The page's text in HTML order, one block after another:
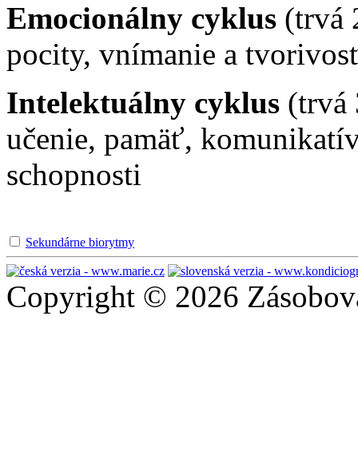
Emocionálny cyklus (trvá
pocity, vnímanie a
Intelektuálny cyklus (trvá
učenie, pamäť,
schopnosti
Sekundárne biorytmy
Copyright © 2026